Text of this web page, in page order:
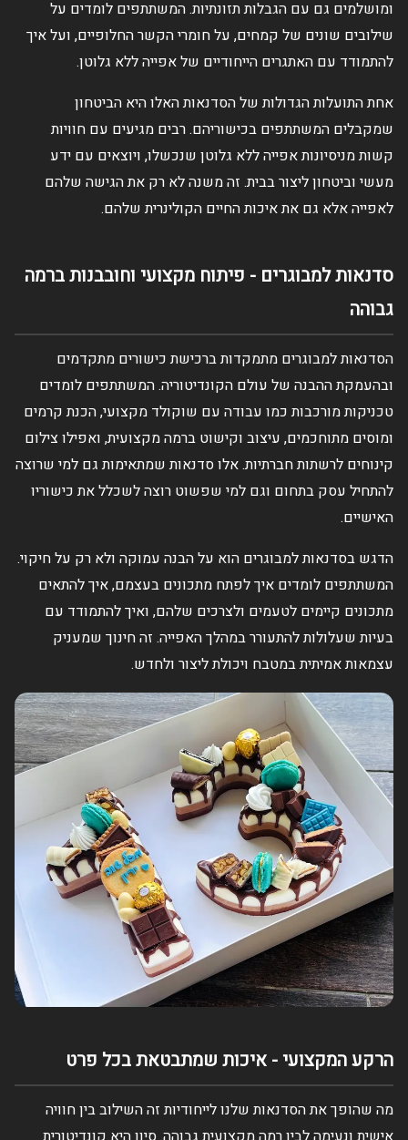
ומושלמים גם עם הגבלות תזונתיות. המשתתפים לומדים על
שילובים שונים של קמחים, על חומרי הקשר החלופיים, ועל איך
להתמודד עם האתגרים הייחודיים של אפייה ללא גלוטן.
אחת התועלות הגדולות של הסדנאות האלו היא הביטחון
שמקבלים המשתתפים בכישוריהם. רבים מגיעים עם חוויות
קשות מניסיונות אפייה ללא גלוטן שנכשלו, ויוצאים עם ידע
מעשי וביטחון ליצור בבית. זה משנה לא רק את הגישה שלהם
לאפייה אלא גם את איכות החיים הקולינרית שלהם.
סדנאות למבוגרים - פיתוח מקצועי וחובבנות ברמה
גבוהה
הסדנאות למבוגרים מתמקדות ברכישת כישורים מתקדמים
ובהעמקת ההבנה של עולם הקונדיטוריה. המשתתפים לומדים
טכניקות מורכבות כמו עבודה עם שוקולד מקצועי, הכנת קרמים
ומוסים מתוחכמים, עיצוב וקישוט ברמה מקצועית, ואפילו צילום
קינוחים לרשתות חברתיות. אלו סדנאות שמתאימות גם למי שרוצה
להתחיל עסק בתחום וגם למי שפשוט רוצה לשכלל את כישוריו
האישיים.
הדגש בסדנאות למבוגרים הוא על הבנה עמוקה ולא רק על חיקוי.
המשתתפים לומדים איך לפתח מתכונים בעצמם, איך להתאים
מתכונים קיימים לטעמים ולצרכים שלהם, ואיך להתמודד עם
בעיות שעלולות להתעורר במהלך האפייה. זה חינוך שמעניק
עצמאות אמיתית במטבח ויכולת ליצור ולחדש.
הרקע המקצועי - איכות שמתבטאת בכל פרט
מה שהופך את הסדנאות שלנו לייחודיות זה השילוב בין חוויה